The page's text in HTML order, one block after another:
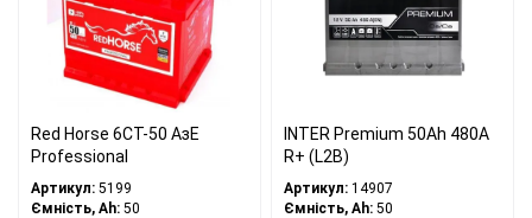
Red Horse 6СТ-50 АзЕ
Professional
Артикул: 5199
Ємність, Ah: 50
INTER Premium 50Ah 480A
R+ (L2B)
Артикул: 14907
Ємність, Ah: 50